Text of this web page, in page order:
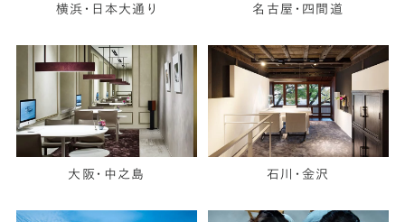
横浜・日本大通り 名古屋・四間道
大阪・中之島 石川・金沢